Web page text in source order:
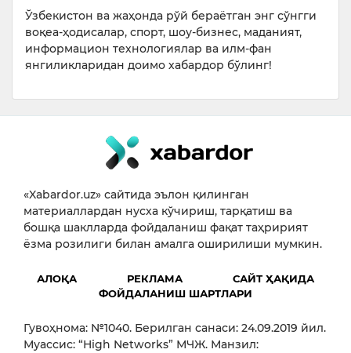
Ўзбекистон ва жаҳонда рўй бераётган энг сўнгги
воқеа-ҳодисалар, спорт, шоу-бизнес, маданият,
информацион технологиялар ва илм-фан
янгиликларидан доимо хабардор бўлинг!
«Xabardor.uz» сайтида эълон қилинган
материаллардан нусха кўчириш, тарқатиш ва
бошқа шаклларда фойдаланиш фақат таҳририят
ёзма розилиги билан амалга оширилиши мумкин.
АЛОҚА РЕКЛАМА
САЙТ ҲАҚИДА
ФОЙДАЛАНИШ ШАРТЛАРИ
Гувоҳнома: №1040. Берилган санаси: 24.09.2019 йил.
Муассис: “High Networks” МЧЖ. Манзил: